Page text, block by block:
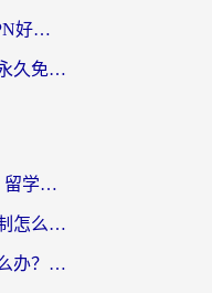
海外党实测：ChickCN VPN好用吗？和OurPlay VPN对比哪个回国效果更好？附避坑指南
海外党必看：应用加速器永久免费版真的靠谱吗？教你选对回国加速器无缝刷国内资源
在国外怎么看bilibili番剧？留学生亲测有效的地域限制突破指南（附酷我酷狗音乐解决方法）
在越南用搜狐视频地区限制怎么办？3招解决海外看国内剧难题（附西瓜视频CCTV观看技巧）
皮皮影视在老挝用不了怎么办？3步解决海外看国内影视&财经的痛点